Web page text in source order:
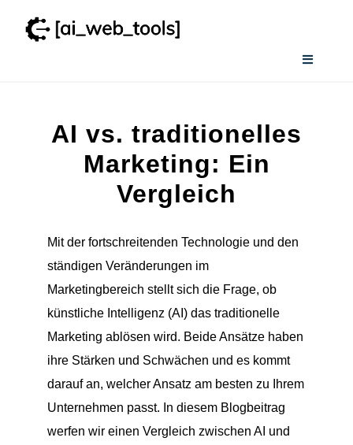
Inhalt
Toggle
Verzeichnis
AI vs. traditionelles
Marketing: Ein
Vergleich
Mit der fortschreitenden Technologie und den
ständigen Veränderungen im
Marketingbereich stellt sich die Frage, ob
künstliche Intelligenz (AI) das traditionelle
Marketing ablösen wird. Beide Ansätze haben
ihre Stärken und Schwächen und es kommt
darauf an, welcher Ansatz am besten zu Ihrem
Unternehmen passt. In diesem Blogbeitrag
werfen wir einen Vergleich zwischen AI und